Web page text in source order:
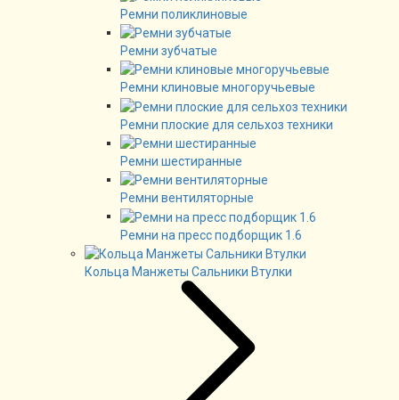
Ремни поликлиновые
Ремни зубчатые
Ремни клиновые многоручьевые
Ремни плоские для сельхоз техники
Ремни шестиранные
Ремни вентиляторные
Ремни на пресс подборщик 1.6
Кольца Манжеты Сальники Втулки